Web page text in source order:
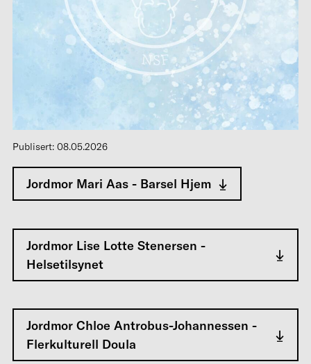
Publisert: 08.05.2026
Jordmor Mari Aas - Barsel Hjem
Jordmor Lise Lotte Stenersen -
Helsetilsynet
Jordmor Chloe Antrobus-Johannessen -
Flerkulturell Doula